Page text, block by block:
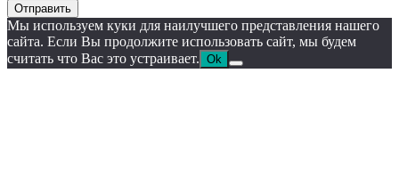
Отправить
Мы используем куки для наилучшего представления нашего
сайта. Если Вы продолжите использовать сайт, мы будем
считать что Вас это устраивает. Ok